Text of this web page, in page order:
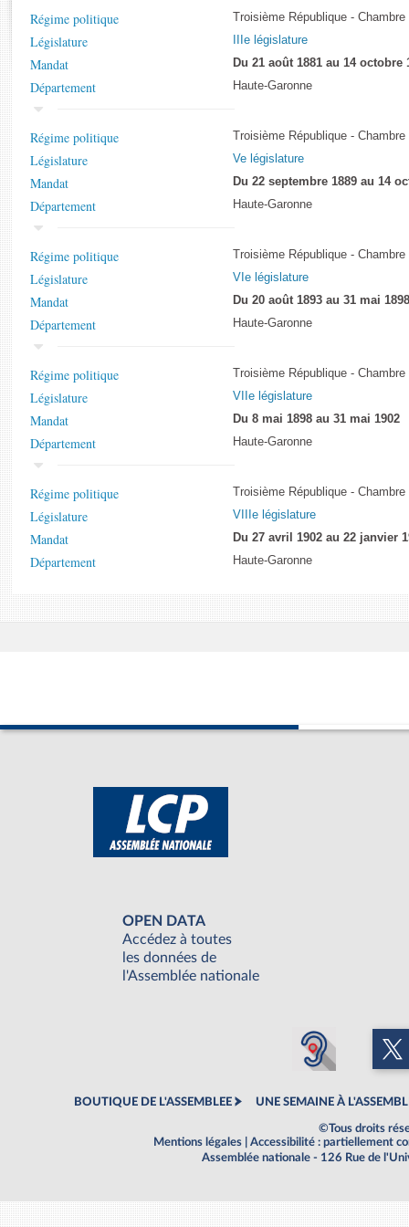
Rapports législatifs
Rapports sur l'application des lois
Baromètre de l’application des lois
Budget et sécurité sociale
Questions écrites et orales
Comptes rendus des débats
Régime politique Troisième République -
Législature IIIe législature
Mandat Du 21 août 1881 au 14 octobre
Département Haute-Garonne
Régime politique Troisième République -
Législature Ve législature
Mandat Du 22 septembre 1889 au 14
Département Haute-Garonne
Régime politique Troisième République -
Législature VIe législature
Mandat Du 20 août 1893 au 31 mai 1898
Département Haute-Garonne
Régime politique Troisième République -
Législature VIIe législature
Mandat Du 8 mai 1898 au 31 mai 1902
Département Haute-Garonne
Régime politique Troisième République -
Législature VIIIe législature
Mandat Du 27 avril 1902 au 22 janvier
Département Haute-Garonne
OPEN DATA
Accédez à toutes
les données de
l'Assemblée nationale
BOUTIQUE DE L'ASSEMBLEE UNE SEMAINE À
©Tous droits
Mentions légales
Accessibilité : partiellement
Assemblée nationale - 126 Rue de